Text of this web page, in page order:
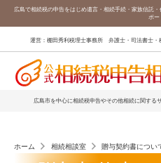
広島で相続税の申告をはじめ遺言・相続手続・家族信託
ポー
運営：棚田秀利税理士事務所 弁護士・司法書士・
広島市を中心に相続税申告やその他相続に関する
ホーム 相続相談室 贈与契約書につい